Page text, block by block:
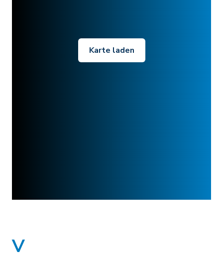
Karte laden
V